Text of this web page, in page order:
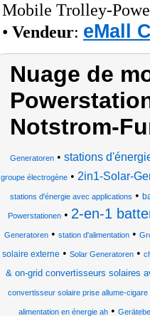
Mobile Trolley-
• Vendeur: eMall
Nuage de
Notstrom-
Generatoren • stations
groupe électrogène• 2in1-Solar-
stations d'énergie avec applications •
Powerstationen • 2-en-1
Generatoren • station d'alimentation •
solaire externe • Solar Generatoren •
& on-grid convertisseurs solaires
convertisseur solaire prise allume-cigare
alimentation en énergie ah•